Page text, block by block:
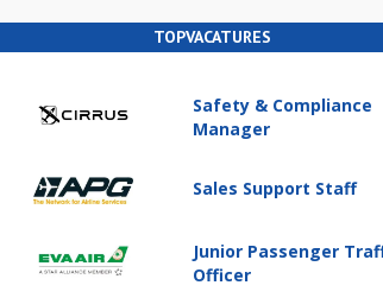
TOPVACATURES
Safety & Compliance
Manager
Sales Support Staff
Junior Passenger
Officer